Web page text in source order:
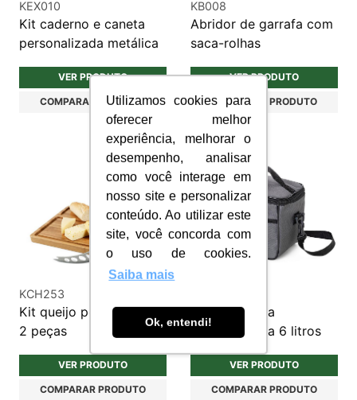
Utilizamos cookies para
oferecer melhor
experiência, melhorar o
desempenho, analisar
como você interage em
nosso site e personalizar
conteúdo. Ao utilizar este
site, você concorda com
o uso de cookies.
Saiba mais
Ok, entendi!
KEX010
Kit caderno e caneta
personalizada metálica
VER PRODUTO
COMPARAR PRODUTO
KB008
Abridor de garrafa com
saca-rolhas
VER PRODUTO
COMPARAR PRODUTO
KCH253
Kit queijo personalizado
2 peças
VER PRODUTO
COMPARAR PRODUTO
Bolsa Térmica
Personalizada 6 litros
VER PRODUTO
COMPARAR PRODUTO